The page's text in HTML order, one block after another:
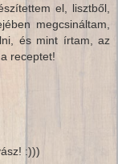
el, lisztből,
megcsináltam,
és mint írtam, az
receptet!
:)))